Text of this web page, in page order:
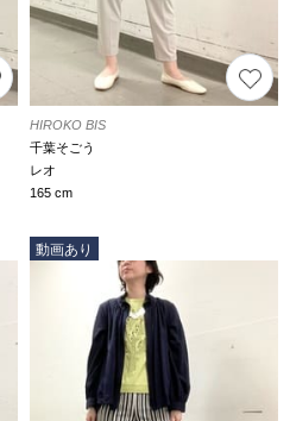
HIROKO BIS
千葉そごう
レオ
165 cm
動画あり